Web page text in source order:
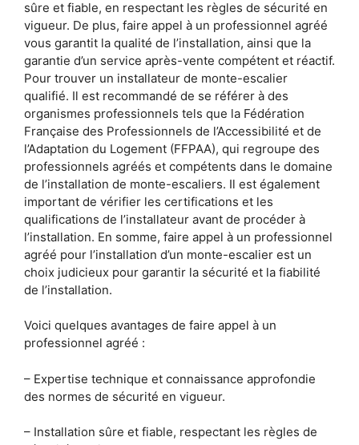
sûre et fiable, en respectant les règles de sécurité en
vigueur. De plus, faire appel à un professionnel agréé
vous garantit la qualité de l’installation, ainsi que la
garantie d’un service après-vente compétent et réactif.
Pour trouver un installateur de monte-escalier
qualifié. Il est recommandé de se référer à des
organismes professionnels tels que la Fédération
Française des Professionnels de l’Accessibilité et de
l’Adaptation du Logement (FFPAA), qui regroupe des
professionnels agréés et compétents dans le domaine
de l’installation de monte-escaliers. Il est également
important de vérifier les certifications et les
qualifications de l’installateur avant de procéder à
l’installation. En somme, faire appel à un professionnel
agréé pour l’installation d’un monte-escalier est un
choix judicieux pour garantir la sécurité et la fiabilité
de l’installation.
Voici quelques avantages de faire appel à un
professionnel agréé :
– Expertise technique et connaissance approfondie
des normes de sécurité en vigueur.
– Installation sûre et fiable, respectant les règles de